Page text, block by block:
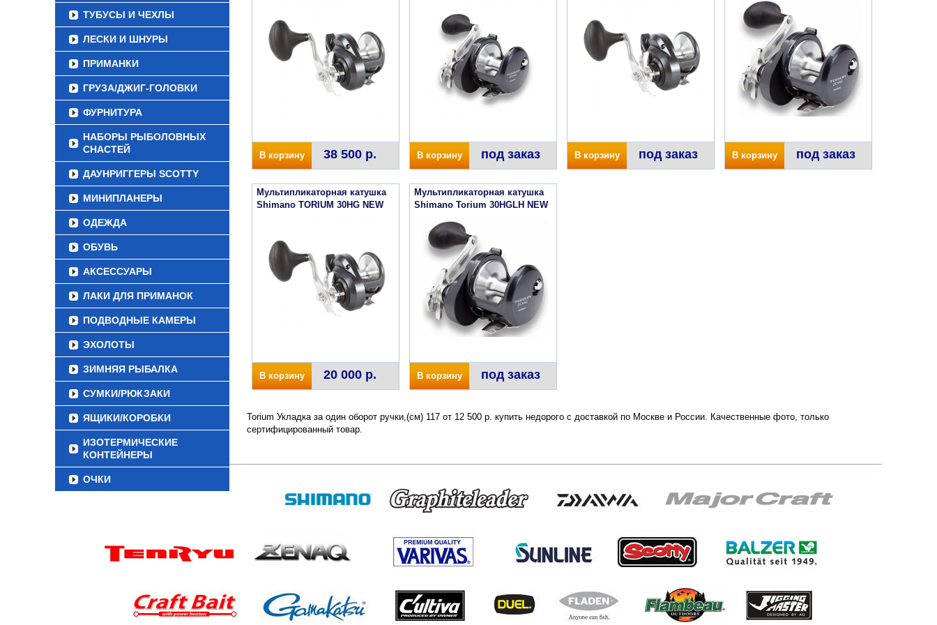
ТУБУСЫ И ЧЕХЛЫ
ЛЕСКИ И ШНУРЫ
ПРИМАНКИ
ГРУЗА/ДЖИГ-ГОЛОВКИ
ФУРНИТУРА
НАБОРЫ РЫБОЛОВНЫХ
СНАСТЕЙ
ДАУНРИГГЕРЫ SCOTTY
МИНИПЛАНЕРЫ
ОДЕЖДА
ОБУВЬ
АКСЕССУАРЫ
ЛАКИ ДЛЯ ПРИМАНОК
ПОДВОДНЫЕ КАМЕРЫ
ЭХОЛОТЫ
ЗИМНЯЯ РЫБАЛКА
СУМКИ/РЮКЗАКИ
ЯЩИКИ/КОРОБКИ
ИЗОТЕРМИЧЕСКИЕ
КОНТЕЙНЕРЫ
ОЧКИ
В корзину 38 500 р. В корзину под заказ В корзину под заказ В корзину под заказ
Мультипликаторная катушка
Shimano TORIUM 30HG NEW
В корзину 20 000 р.
Мультипликаторная катушка
Shimano Torium 30HGLH NEW
В корзину под заказ
Torium Укладка за один оборот ручки,(см) 117 от 12 500 р. купить недорого с доставкой по Москве и России. Качественные фото, только
сертифицированный товар.